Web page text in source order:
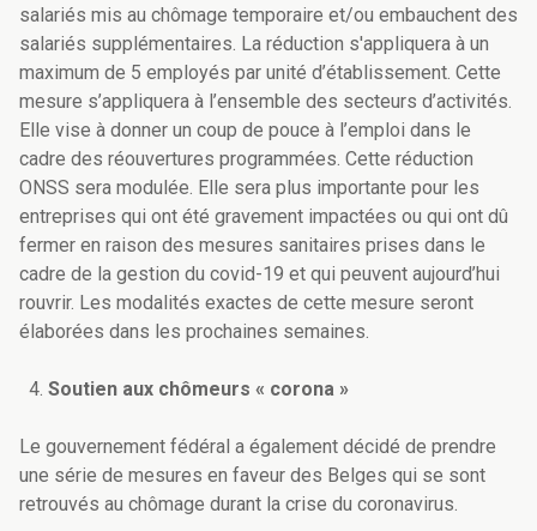
salariés mis au chômage temporaire et/ou embauchent des
salariés supplémentaires. La réduction s'appliquera à un
maximum de 5 employés par unité d’établissement. Cette
mesure s’appliquera à l’ensemble des secteurs d’activités.
Elle vise à donner un coup de pouce à l’emploi dans le
cadre des réouvertures programmées. Cette réduction
ONSS sera modulée. Elle sera plus importante pour les
entreprises qui ont été gravement impactées ou qui ont dû
fermer en raison des mesures sanitaires prises dans le
cadre de la gestion du covid-19 et qui peuvent aujourd’hui
rouvrir. Les modalités exactes de cette mesure seront
élaborées dans les prochaines semaines.
Soutien aux chômeurs « corona »
Le gouvernement fédéral a également décidé de prendre
une série de mesures en faveur des Belges qui se sont
retrouvés au chômage durant la crise du coronavirus.